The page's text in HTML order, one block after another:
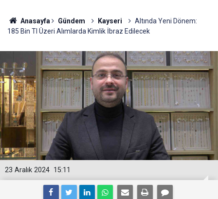
Anasayfa Gündem Kayseri
Altında Yeni Dönem:
185 Bin Tl Üzeri Alımlarda Kimlik İbraz Edilecek
15:11
23 Aralık 2024